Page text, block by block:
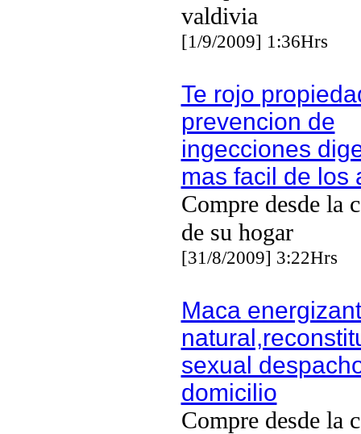
valdivia
[1/9/2009] 1:36Hrs
Te rojo
prevencion de
ingecciones
mas facil de los
Compre desde la
de su hogar
[31/8/2009] 3:22Hrs
Maca
sexual
domicilio
Compre desde la